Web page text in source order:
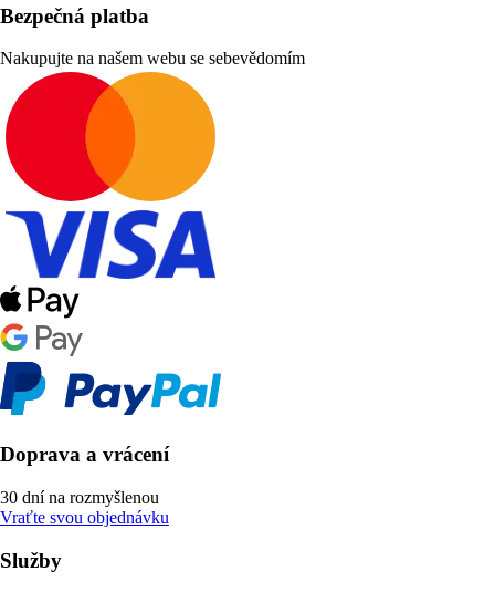
Bezpečná platba
Nakupujte na našem webu se sebevědomím
Doprava a vrácení
30 dní na rozmyšlenou
Vraťte svou objednávku
Služby